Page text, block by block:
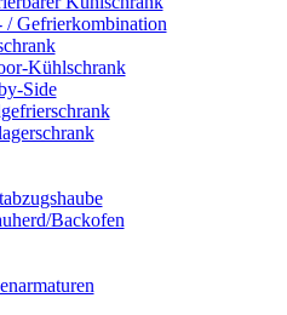
/ Gefrierkombination
Kühlschrank
Side
Backofen